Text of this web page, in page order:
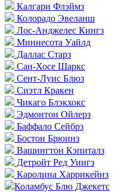
Калгари Флэймз
Колорадо Эвеланш
Лос-Анджелес Кингз
Миннесота Уайлд
Даллас Старз
Сан-Хосе Шаркс
Сент-Луис Блюз
Сиэтл Кракен
Чикаго Блэкхокс
Эдмонтон Ойлерз
Баффало Сейбрз
Бостон Брюинз
Вашингтон Кэпиталз
Детройт Ред Уингз
Каролина Харрикейнз
Коламбус Блю Джекетс